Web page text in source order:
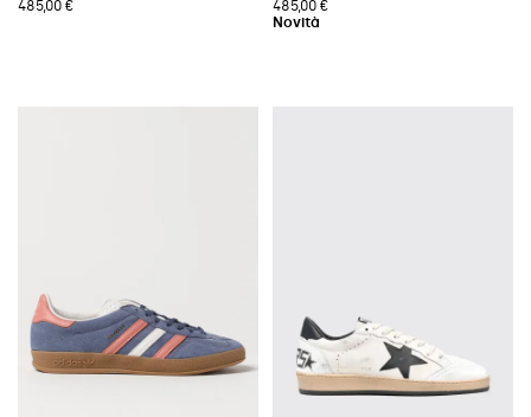
485,00 € 485,00 €